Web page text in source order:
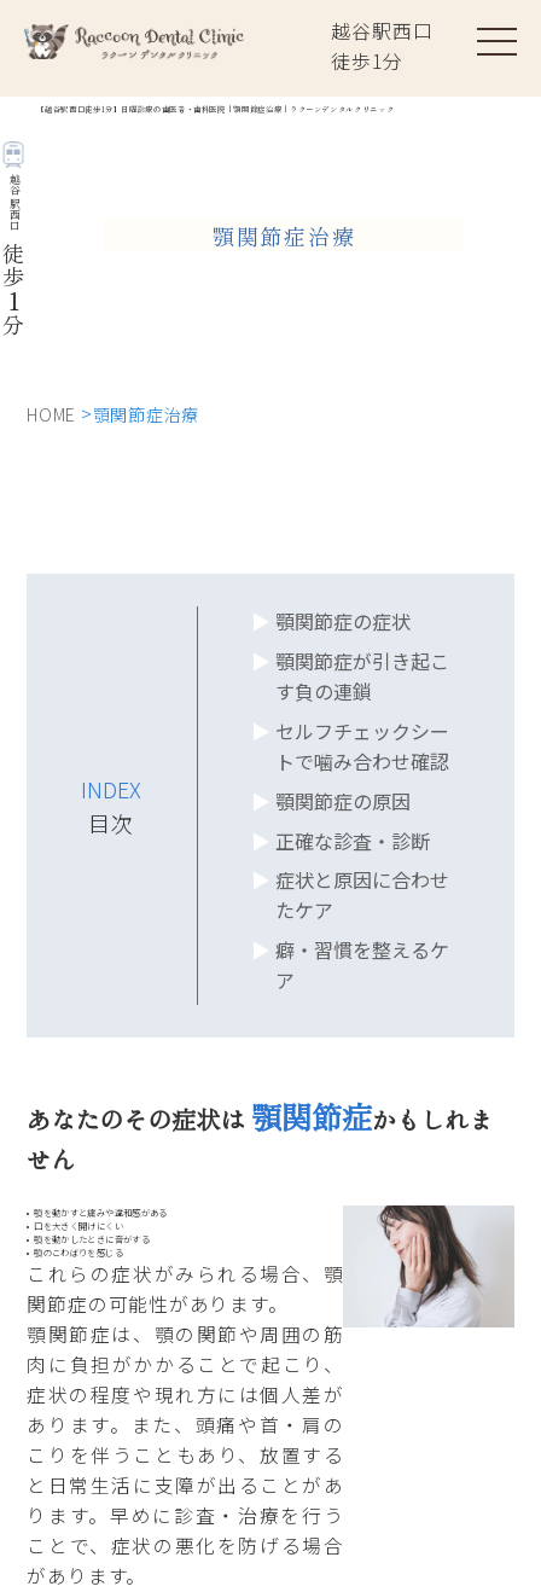
越谷駅西口
歩
【越谷駅西口徒歩1分】日曜診療の歯医者・歯科医院｜顎関節症治療｜ラクーンデンタルクリニック
顎関節症治療
越谷駅西口
徒歩1分
HOME 顎関節症治療
INDEX
目次
顎関節症の症状
顎関節症が引き起こ
す負の連鎖
セルフチェックシー
トで噛み合わせ確認
顎関節症の原因
正確な診査・診断
症状と原因に合わせ
たケア
癖・習慣を整えるケ
ア
あなたのその症状は 顎関節症かもしれま
せん
顎を動かすと痛みや違和感がある
口を大きく開けにくい
顎を動かしたときに音がする
顎のこわばりを感じる
これらの症状がみられる場合、顎
関節症の可能性があります。
顎関節症は、顎の関節や周囲の筋
肉に負担がかかることで起こり、
症状の程度や現れ方には個人差が
あります。また、頭痛や首・肩の
こりを伴うこともあり、放置する
と日常生活に支障が出ることがあ
ります。早めに診査・治療を行う
ことで、症状の悪化を防げる場合
があります。